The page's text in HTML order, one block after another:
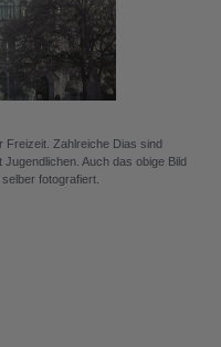
Freizeit. Zahlreiche Dias sind
Auch das obige Bild
fotografiert.